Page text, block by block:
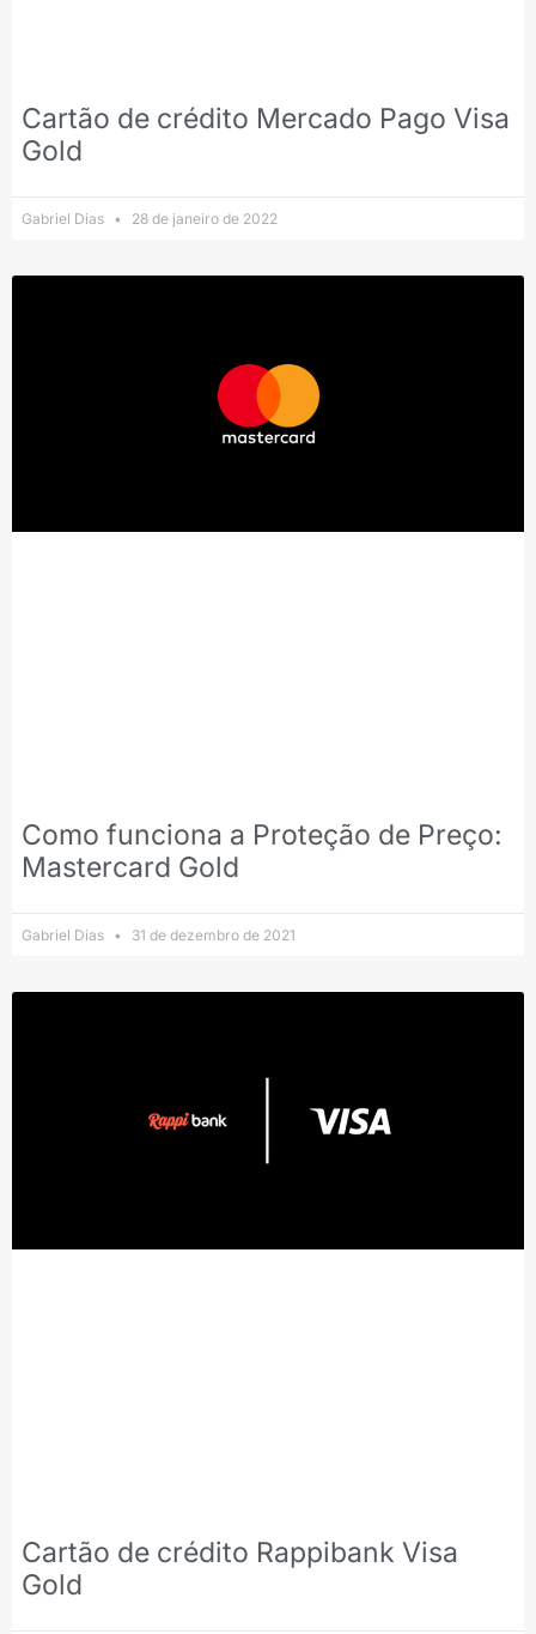
Cartão de crédito Mercado Pago Visa
Gold
Gabriel Dias 28 de janeiro de 2022
Como funciona a Proteção de Preço:
Mastercard Gold
Gabriel Dias 31 de dezembro de 2021
Cartão de crédito Rappibank Visa
Gold